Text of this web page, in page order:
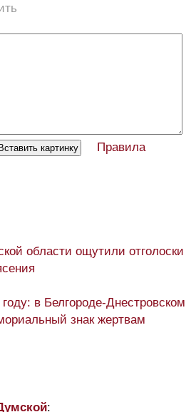
Правила
области ощутили отголоски
в Белгороде-Днестровском
знак жертвам
: